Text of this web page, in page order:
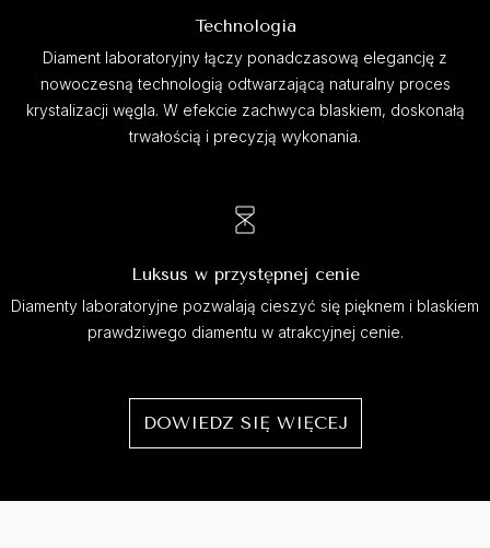
Technologia
Diament laboratoryjny łączy ponadczasową elegancję z
nowoczesną technologią odtwarzającą naturalny proces
krystalizacji węgla. W efekcie zachwyca blaskiem, doskonałą
trwałością i precyzją wykonania.
Luksus w przystępnej cenie
Diamenty laboratoryjne pozwalają cieszyć się pięknem i blaskiem
prawdziwego diamentu w atrakcyjnej cenie.
DOWIEDZ SIĘ WIĘCEJ